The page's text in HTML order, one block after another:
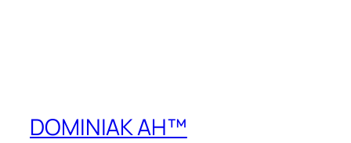
DOMINIAK AH™